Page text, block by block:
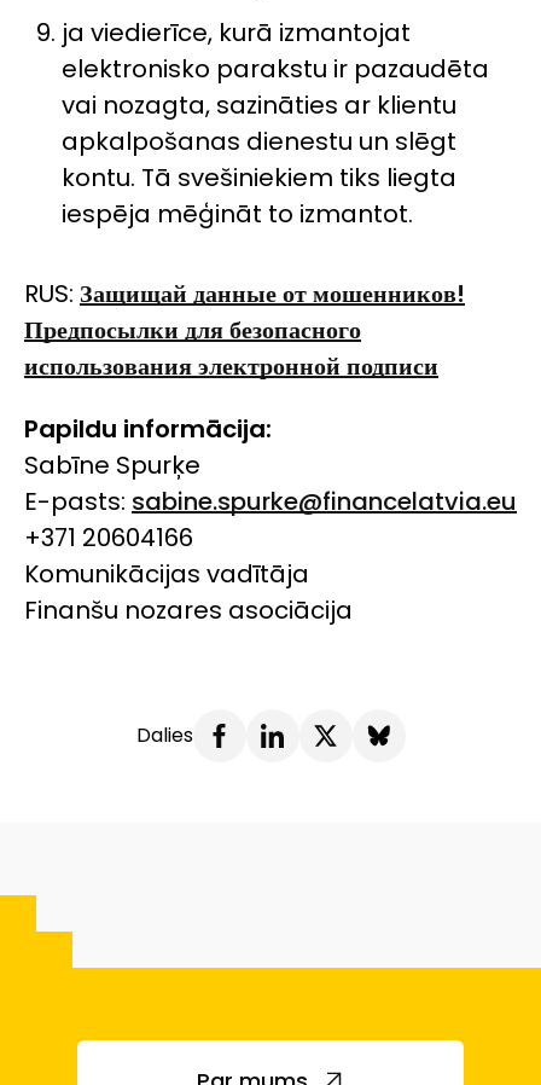
ja viedierīce, kurā izmantojat
elektronisko parakstu ir pazaudēta
vai nozagta, sazināties ar klientu
apkalpošanas dienestu un slēgt
kontu. Tā svešiniekiem tiks liegta
iespēja mēģināt to izmantot.
RUS: Защищай данные от мошенников!
Предпосылки для безопасного
использования электронной подписи
Papildu informācija:
Sabīne Spurķe
E-pasts: sabine.spurke@financelatvia.eu
+371 20604166
Komunikācijas vadītāja
Finanšu nozares asociācija
Dalies